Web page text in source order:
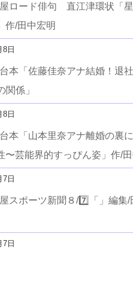
ロード俳句 直江津環状「
作/田中宏明
8日
本「佐藤佳奈アナ結婚！退
関係」
8日
本「山本里奈アナ離婚の裏
〜芸能界的すっぴん姿」作/
7日
スポーツ新聞８/7️⃣「」編集/
7日